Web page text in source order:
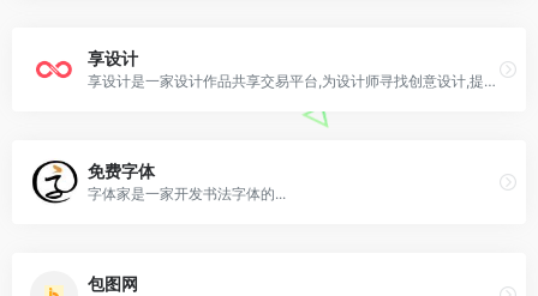
享设计
享设计是一家设计作品共享交易平台,为设计师寻找创意设计,提供海报,背景板,长图,房地产,旅游,招聘,教育,医美,节日,节气等设计源文件psd,ai,cdr免费素材下载下载.上传作品,轻松赚钱!
免费字体
字体家是一家开发书法字体的...
包图网